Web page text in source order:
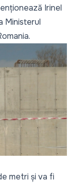
Irinel
Ministerul
metri și va fi